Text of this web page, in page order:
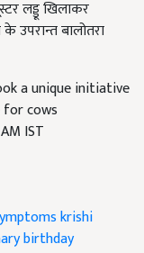
लड्डू खिलाकर
बालोतरा
a unique initiative
for cows
IST
krishi
birthday